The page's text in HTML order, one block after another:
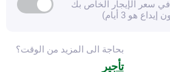
سعر الإيجار الخاص بك
هو 3 أيام)
بحاجة الى المزيد من الوقت؟
تأجير